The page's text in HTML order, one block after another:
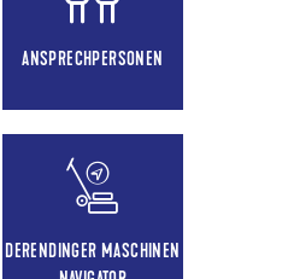
ANSPRECHPERSONEN
DERENDINGER MASCHINEN